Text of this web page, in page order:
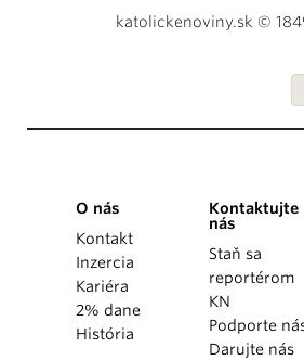
katolickenoviny.sk ©
O nás
Kontakt
Inzercia
Kariéra
2% dane
História
Kontaktujte
nás
Staň sa
reportérom
KN
Podporte
Darujte nás